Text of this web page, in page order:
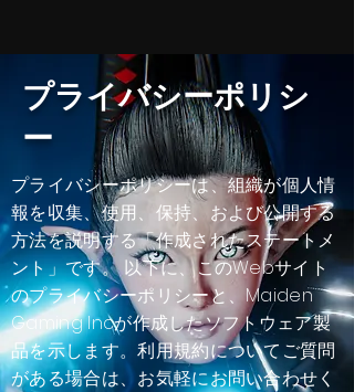
プライバシーポリシ
ー
プライバシーポリシーは、組織が個人情
報を収集、使用、保持、および公開する
方法を説明する「作成されたステートメ
ント」です。 以下に、このWebサイト
のプライバシーポリシーと、Maiden
Gaming Incが作成したソフトウェア製
品を示します。利用規約についてご質問
がある場合は、お気軽にお問い合わせく